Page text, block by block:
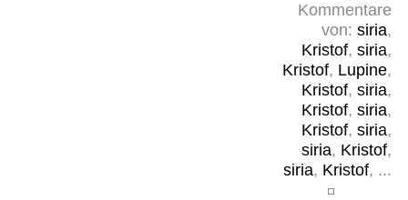
Kommentare
von: siria,
Kristof, siria,
Kristof, Lupine,
Kristof, siria,
Kristof, siria,
Kristof, siria,
siria, Kristof,
siria, Kristof, ...